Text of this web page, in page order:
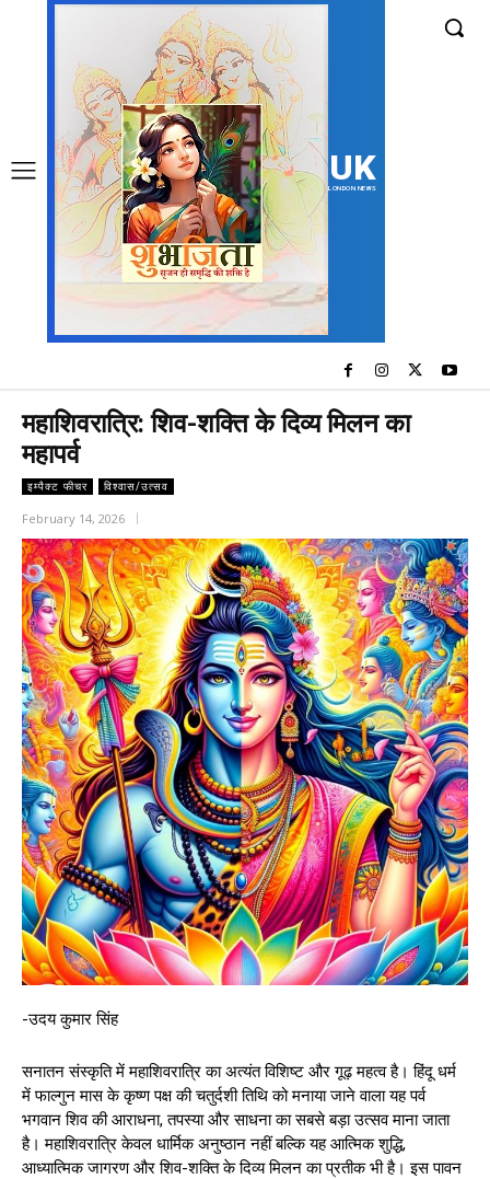
UK
LONDON NEWS
महाशिवरात्रि: शिव-शक्ति के दिव्य मिलन का
महापर्व
इम्पैक्ट फीचर विश्वास/उत्सव
February 14, 2026
-उदय कुमार सिंह
सनातन संस्कृति में महाशिवरात्रि का अत्यंत विशिष्ट और गूढ़ महत्व है। हिंदू धर्म
में फाल्गुन मास के कृष्ण पक्ष की चतुर्दशी तिथि को मनाया जाने वाला यह पर्व
भगवान शिव की आराधना, तपस्या और साधना का सबसे बड़ा उत्सव माना जाता
है। महाशिवरात्रि केवल धार्मिक अनुष्ठान नहीं बल्कि यह आत्मिक शुद्धि,
आध्यात्मिक जागरण और शिव-शक्ति के दिव्य मिलन का प्रतीक भी है। इस पावन